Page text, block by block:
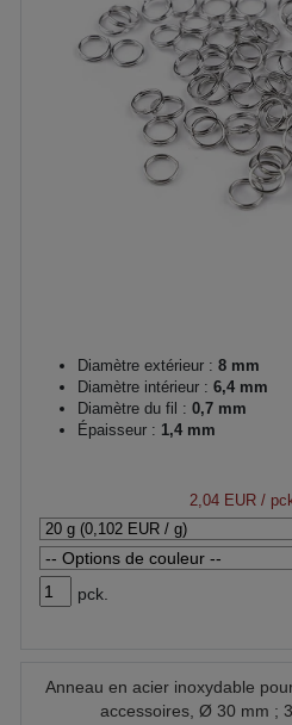
Diamètre extérieur : 8 mm
Diamètre intérieur : 6,4 mm
Diamètre du fil : 0,7 mm
Épaisseur : 1,4 mm
2,04 EUR /
pck.
Anneau en acier inoxydable
accessoires, Ø 30 mm ;